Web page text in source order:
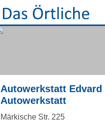
Autowerkstatt Edvard
Autowerkstatt
Märkische Str. 225